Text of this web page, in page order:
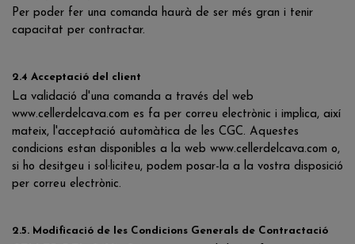
Per poder fer una comanda haurà de ser més gran i tenir
capacitat per contractar.
2.4 Acceptació del client
La validació d'una comanda a través del web
www.cellerdelcava.com es fa per correu electrònic i implica, així
mateix, l'acceptació automàtica de les CGC. Aquestes
condicions estan disponibles a la web www.cellerdelcava.com o,
si ho desitgeu i sol·liciteu, podem posar-la a la vostra disposició
per correu electrònic.
2.5. Modificació de les Condicions Generals de Contractació